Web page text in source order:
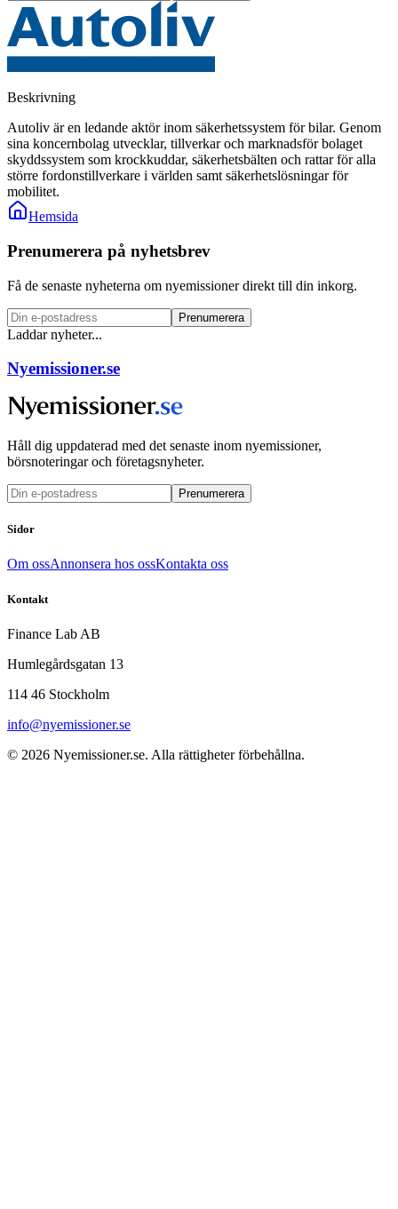
Beskrivning
Autoliv är en ledande aktör inom säkerhetssystem för bilar. Genom
sina koncernbolag utvecklar, tillverkar och marknadsför bolaget
skyddssystem som krockkuddar, säkerhetsbälten och rattar för alla
större fordonstillverkare i världen samt säkerhetslösningar för
mobilitet.
Hemsida
Prenumerera på nyhetsbrev
Få de senaste nyheterna om nyemissioner direkt till din inkorg.
Prenumerera
Laddar nyheter...
Nyemissioner.se
Håll dig uppdaterad med det senaste inom nyemissioner,
börsnoteringar och företagsnyheter.
Prenumerera
Sidor
Om ossAnnonsera hos ossKontakta oss
Kontakt
Finance Lab AB
Humlegårdsgatan 13
114 46 Stockholm
info@nyemissioner.se
© 2026 Nyemissioner.se. Alla rättigheter förbehållna.